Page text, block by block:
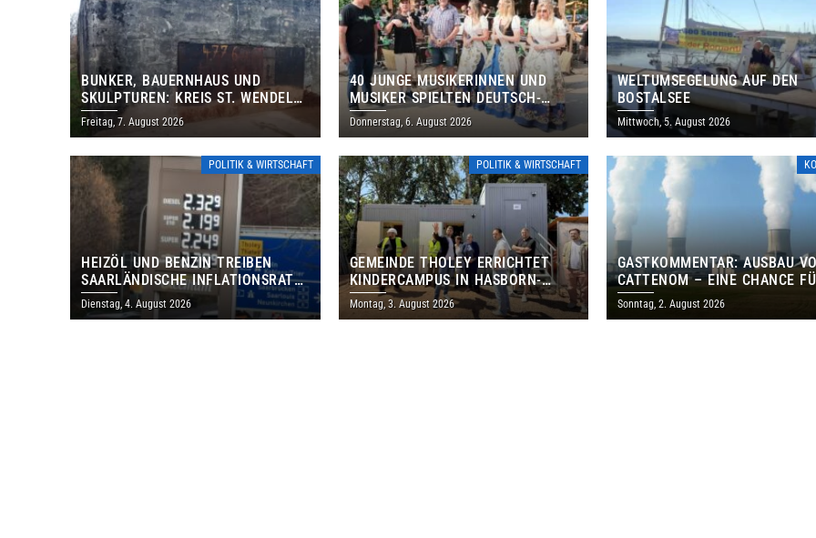
BUNKER, BAUERNHAUS UND
SKULPTUREN: KREIS ST. WENDEL
LÄDT ZUM TAG DES OFFENEN
DENKMALS EIN
Freitag, 7. August 2026
40 JUNGE MUSIKERINNEN UND
MUSIKER SPIELTEN DEUTSCH-
BRASILIANISCHES PROGRAMM IN
THOLEY
Donnerstag, 6. August 2026
WELTUMSEGELUNG AUF DEN
BOSTALSEE
Mittwoch, 5. August 2026
POLITIK & WIRTSCHAFT
HEIZÖL UND BENZIN TREIBEN
SAARLÄNDISCHE INFLATIONSRATE
IM JULI AUF 3,2 PROZENT
Dienstag, 4. August 2026
POLITIK & WIRTSCHAFT
GEMEINDE THOLEY ERRICHTET
KINDERCAMPUS IN HASBORN-
DAUTWEILER FÜR RUND 8,5 BIS 9
MILLIONEN EURO
Montag, 3. August 2026
GASTKOMMENTAR: AUSBAU
CATTENOM – EINE CHANCE
LOTHRINGEN UND DAS
Sonntag, 2. August 2026